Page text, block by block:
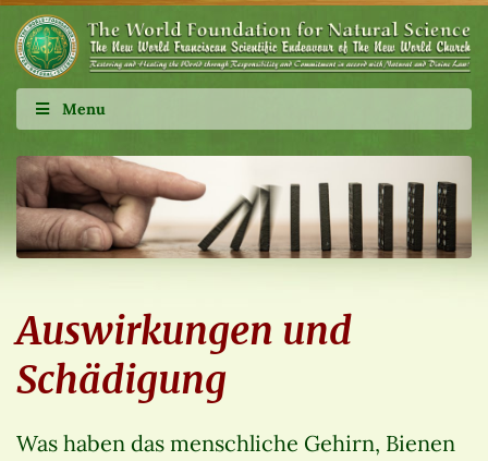
Menu
Auswirkungen und
Schädigung
Was haben das menschliche Gehirn, Bienen